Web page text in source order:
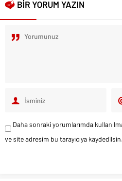
BİR YORUM YAZIN
Daha sonraki yorumlarımda
ve site adresim bu tarayıcıya kaydedilsin.